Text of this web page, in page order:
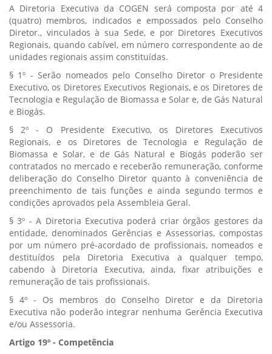
A Diretoria Executiva da COGEN será composta por até 4
(quatro) membros, indicados e empossados pelo Conselho
Diretor., vinculados à sua Sede, e por Diretores Executivos
Regionais, quando cabível, em número correspondente ao de
unidades regionais assim constituídas.
§ 1º - Serão nomeados pelo Conselho Diretor o Presidente
Executivo, os Diretores Executivos Regionais, e os Diretores de
Tecnologia e Regulação de Biomassa e Solar e, de Gás Natural
e Biogás.
§ 2º - O Presidente Executivo, os Diretores Executivos
Regionais, e os Diretores de Tecnologia e Regulação de
Biomassa e Solar, e de Gás Natural e Biogás poderão ser
contratados no mercado e receberão remuneração, conforme
deliberação do Conselho Diretor quanto à conveniência de
preenchimento de tais funções e ainda segundo termos e
condições aprovados pela Assembleia Geral.
§ 3º - A Diretoria Executiva poderá criar órgãos gestores da
entidade, denominados Gerências e Assessorias, compostas
por um número pré-acordado de profissionais, nomeados e
destituídos pela Diretoria Executiva a qualquer tempo,
cabendo à Diretoria Executiva, ainda, fixar atribuições e
remuneração de tais profissionais.
§ 4º - Os membros do Conselho Diretor e da Diretoria
Executiva não poderão integrar nenhuma Gerência Executiva
e/ou Assessoria.
Artigo 19º - Competência